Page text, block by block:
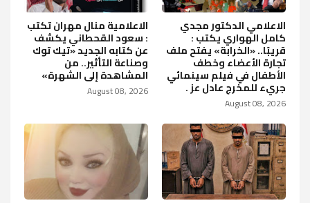
الاعلامي الدكتور مجدي
كامل الهواري يكتب :
قريبًا.. «الخرابة» يفتح ملف
تجارة الأعضاء وخطف
الأطفال في فيلم سينمائي
جريء للمخرج عادل عز .
August 08, 2026
الاعلامية منال مهران تكتب
: سعود القحطاني يكشف
عن كتابه الجديد «تيك توك
وصناعة التأثير.. من
المشاهدة إلى الشهرة»
August 08, 2026